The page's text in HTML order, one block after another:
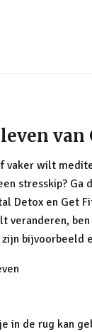
van
wilt
stresskip?
Detox en
in de rug kan